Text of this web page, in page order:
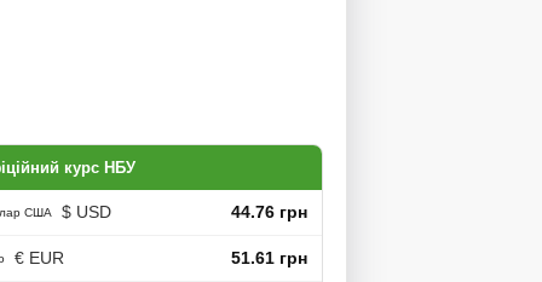
курс НБУ
США $ USD 44.76 грн
€ EUR 51.61 грн